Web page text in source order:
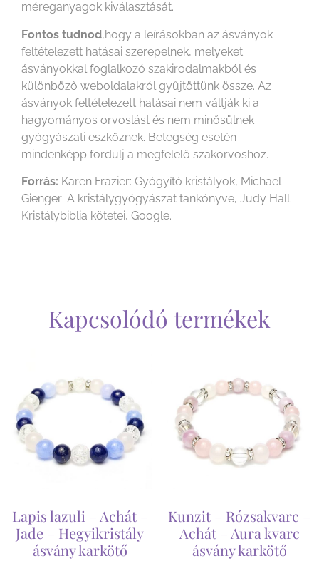
méreganyagok kiválasztását.
Fontos tudnod,hogy a leírásokban az ásványok
feltételezett hatásai szerepelnek, melyeket
ásványokkal foglalkozó szakirodalmakból és
különböző weboldalakról gyűjtöttünk össze. Az
ásványok feltételezett hatásai nem váltják ki a
hagyományos orvoslást és nem minősülnek
gyógyászati eszköznek. Betegség esetén
mindenképp fordulj a megfelelő szakorvoshoz.
Forrás: Karen Frazier: Gyógyító kristályok, Michael
Gienger: A kristálygyógyászat tankönyve, Judy Hall:
Kristálybiblia kötetei, Google.
Kapcsolódó termékek
Lapis lazuli – Achát –
Jade – Hegyikristály
ásvány karkötő
Kunzit – Rózsakvarc –
Achát – Aura kvarc
ásvány karkötő